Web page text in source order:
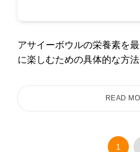
アサイーボウルの栄養素を
に楽しむための具体的な方
1